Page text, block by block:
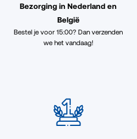
Bezorging in Nederland en
België
Bestel je voor 15:00? Dan verzenden
we het vandaag!